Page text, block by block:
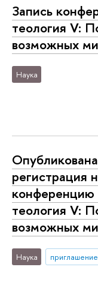
Запись
теология V:
возможных
Наука
регистрация
конференцию
теология V:
возможных
Наука